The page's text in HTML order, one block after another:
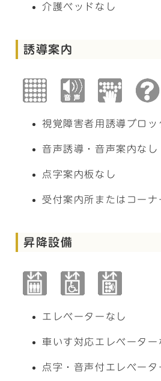
介護ベッドなし
誘導案内
視覚障害者用誘導ブロッ
音声誘導・音声案内なし
点字案内板なし
受付案内所またはコーナ
昇降設備
エレベーターなし
車いす対応エレベーター
点字・音声付エレベータ